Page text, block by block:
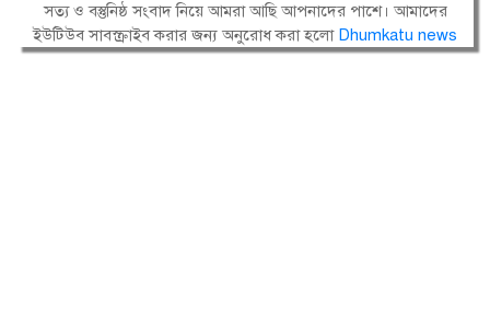
সত্য ও বস্তুনিষ্ঠ সংবাদ নিয়ে আমরা আছি আপনাদের পাশে। আমাদের
ইউটিউব সাবস্ক্রাইব করার জন্য অনুরোধ করা হলো Dhumkatu news